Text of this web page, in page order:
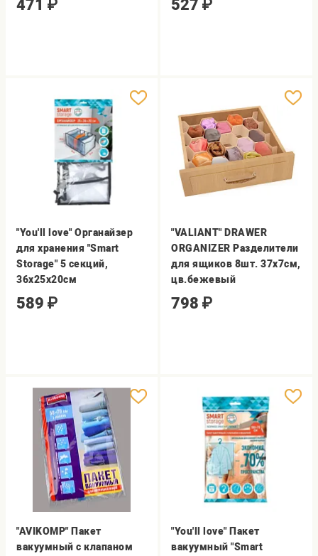
471 ₽ 527 ₽
"You'll love" Органайзер
для хранения "Smart
Storage" 5 секций,
36х25х20см
589 ₽
"VALIANT" DRAWER
ORGANIZER Разделители
для ящиков 8шт. 37x7см,
цв.бежевый
798 ₽
"AVIKOMP" Пакет
вакуумный с клапаном
"You'll love" Пакет
вакуумный "Smart